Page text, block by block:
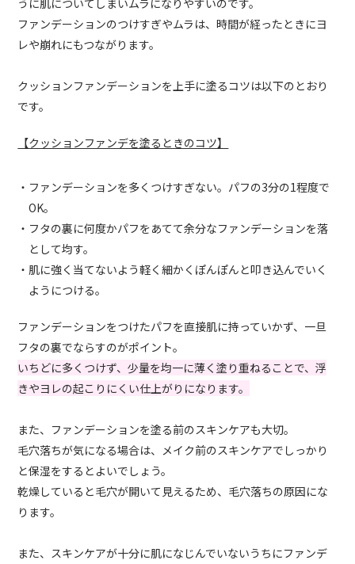
ファンデーションのつけすぎやムラは、時間が経ったときにヨ
レや崩れにもつながります。
クッションファンデーションを上手に塗るコツは以下のとおり
です。
【クッションファンデを塗るときのコツ】
・ファンデーションを多くつけすぎない。パフの3分の1程度で
OK。
・フタの裏に何度かパフをあてて余分なファンデーションを落
として均す。
・肌に強く当てないよう軽く細かくぽんぽんと叩き込んでいく
ようにつける。
ファンデーションをつけたパフを直接肌に持っていかず、一旦
フタの裏でならすのがポイント。
いちどに多くつけず、少量を均一に薄く塗り重ねることで、浮
きやヨレの起こりにくい仕上がりになります。
また、ファンデーションを塗る前のスキンケアも大切。
毛穴落ちが気になる場合は、メイク前のスキンケアでしっかり
と保湿をするとよいでしょう。
乾燥していると毛穴が開いて見えるため、毛穴落ちの原因にな
ります。
また、スキンケアが十分に肌になじんでいないうちにファンデ